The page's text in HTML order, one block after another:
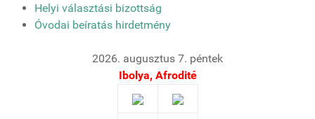
Helyi választási bizottság
Óvodai beíratás hirdetmény
2026. augusztus 7. péntek
Ibolya, Afrodité